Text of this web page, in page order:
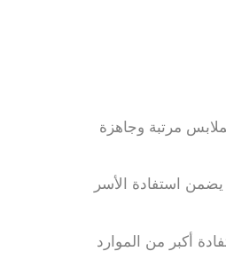
مرتبة وجاهزة
يضمن استفادة الأسر
أكبر من الموارد